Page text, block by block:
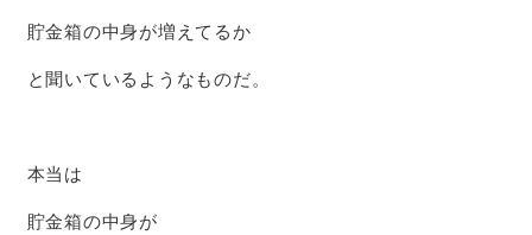
貯金箱の中身が増えてるか
と聞いているようなものだ。
本当は
貯金箱の中身が